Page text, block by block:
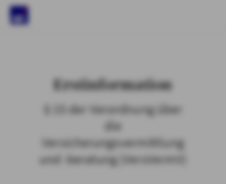
Erstinformation
§ 15 der Verordnung über
die
Versicherungsvermittlung
und -beratung (VersVermV)